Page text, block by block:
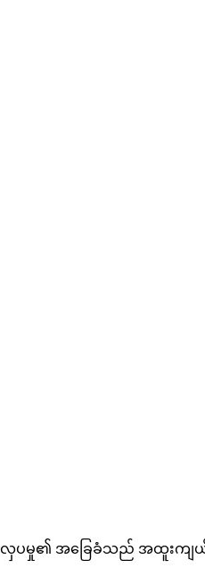
လှပမှု၏ အခြေခံသည် အထူးကျ